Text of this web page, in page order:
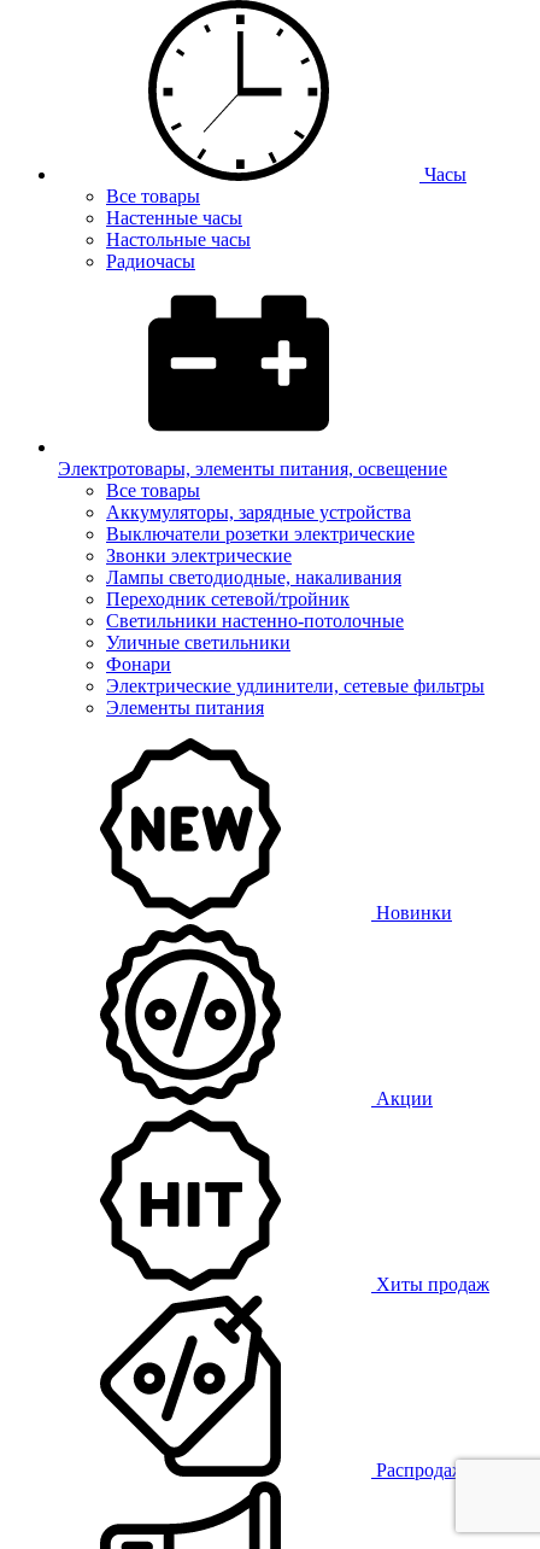
Часы
Все товары
Настенные часы
Настольные часы
Радиочасы
Электротовары, элементы питания, освещение
Все товары
Аккумуляторы, зарядные устройства
Выключатели розетки электрические
Звонки электрические
Лампы светодиодные, накаливания
Переходник сетевой/тройник
Светильники настенно-потолочные
Уличные светильники
Фонари
Электрические удлинители, сетевые фильтры
Элементы питания
Новинки
Акции
Хиты продаж
Распродажа